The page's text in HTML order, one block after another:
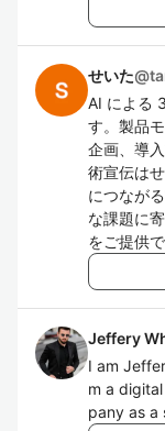
せいた@
AI による
す。製品
企画、導
術宣伝は
につなが
な課題に
をご提供
Jeffery
I am
m a
pany as a